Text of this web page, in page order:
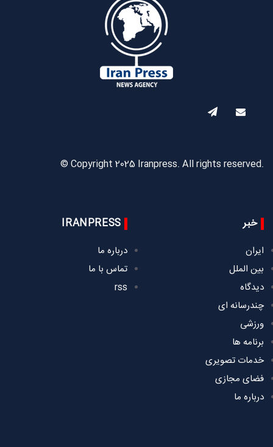
© Copyright 2025 Iranpress. All rights reserved.
خبر
ایران
بین الملل
دیدگاه
چندرسانه ای
ورزشی
برنامه ها
خدمات تصویری
فضای مجازی
درباره ما
IRANPRESS
درباره ما
تماس با ما
rss